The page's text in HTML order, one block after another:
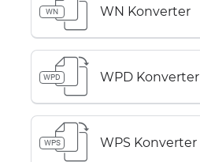
WN WN Konverter
WPD WPD Konverter
WPS WPS Konverter